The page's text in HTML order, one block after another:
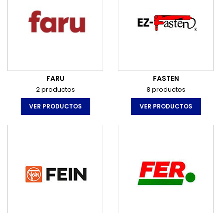
FARU
2 productos
VER PRODUCTOS
FASTEN
8 productos
VER PRODUCTOS